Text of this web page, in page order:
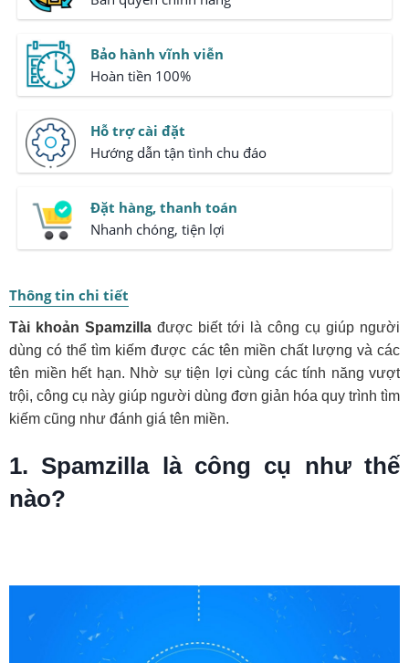
Bảo hành vĩnh viễn
Hoàn tiền 100%
Hỗ trợ cài đặt
Hướng dẫn tận tình chu đáo
Đặt hàng, thanh toán
Nhanh chóng, tiện lợi
Thông tin chi tiết
Tài khoản Spamzilla được biết tới là công cụ giúp người
dùng có thể tìm kiếm được các tên miền chất lượng và các
tên miền hết hạn. Nhờ sự tiện lợi cùng các tính năng vượt
trội, công cụ này giúp người dùng đơn giản hóa quy trình tìm
kiếm cũng như đánh giá tên miền.
1. Spamzilla là công cụ như thế
nào?